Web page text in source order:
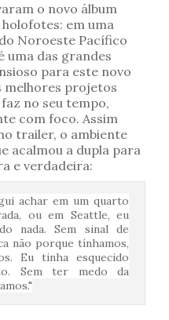
o novo álbum
em uma
Noroeste Pacífico
uma das grandes
para este novo
melhores projetos
no seu tempo,
com foco. Assim
trailer, o ambiente
acalmou a dupla para
e verdadeira:
achar em um quarto
ou em Seattle, eu
nada. Sem sinal de
não porque tínhamos,
Eu tinha esquecido
Sem ter medo da